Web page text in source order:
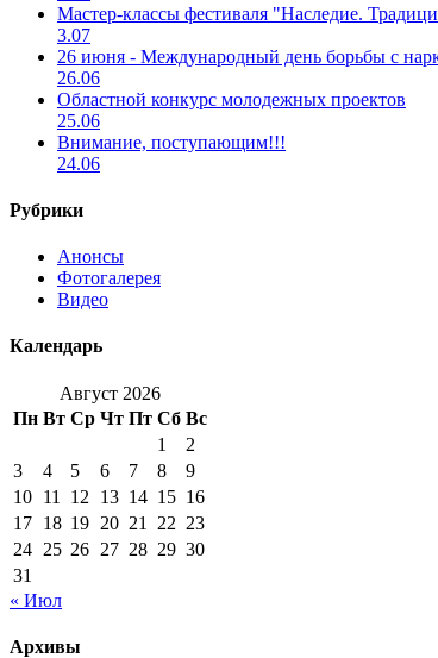
Мастер-классы фестиваля "Наследие.
3.07
26 июня - Международный день борьбы с
26.06
Областной конкурс молодежных проектов
25.06
Внимание, поступающим!!!
24.06
Рубрики
Анонсы
Фотогалерея
Видео
Календарь
Август 2026
Пн Вт Ср Чт Пт Сб Вс
1
2
3
4 5 6 7 8
9
10 11 12 13 14 15 16
17 18 19 20 21 22 23
24 25 26 27 28 29 30
31
« Июл
Архивы